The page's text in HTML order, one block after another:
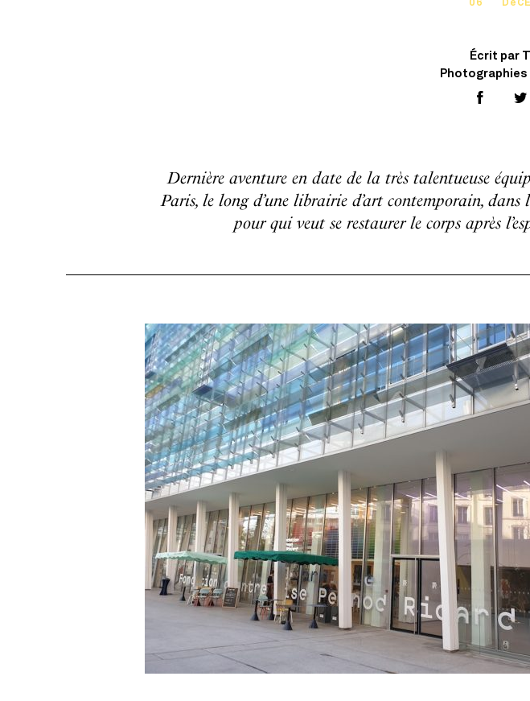
06
Écrit par
Photographies
Dernière aventure en date de la très talentueuse
Paris, le long d’une librairie d’art contemporain,
pour qui veut se restaurer le corps après